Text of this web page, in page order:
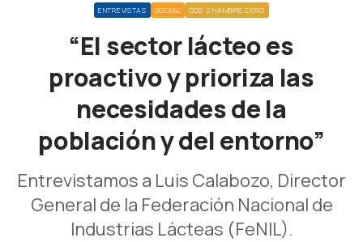
ENTREVISTAS SOCIAL ODS 2 HAMBRE CERO
“El sector lácteo es
proactivo y prioriza las
necesidades de la
población y del entorno”
Entrevistamos a Luis Calabozo, Director
General de la Federación Nacional de
Industrias Lácteas (FeNIL).